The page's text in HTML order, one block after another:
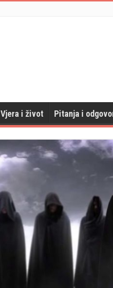
Vjera i život Pitanja i